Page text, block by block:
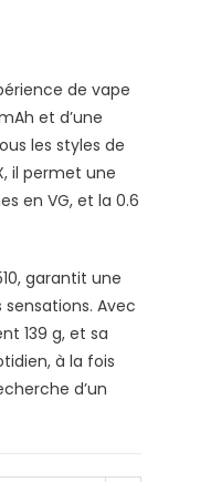
de vape
et d’une
les styles de
il permet une
en VG, et la 0.6
garantit une
Avec
139 g, et sa
à la fois
d’un